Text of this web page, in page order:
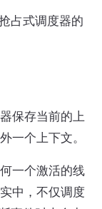
占式调度器的
保存当前的上
一个上下文。
一个激活的线
中，不仅调度